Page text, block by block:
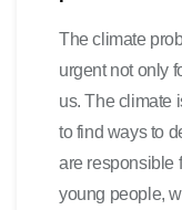
The climate
urgent not only
us. The climate
to find ways to
are responsible
young people,